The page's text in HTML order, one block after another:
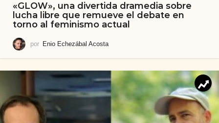
«GLOW», una divertida dramedia sobre
lucha libre que remueve el debate en
torno al feminismo actual
por Enio Echezábal Acosta